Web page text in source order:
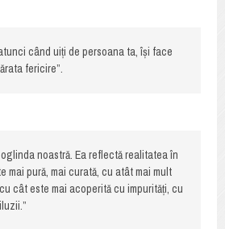
când uiți de persoana ta, își face
fericire”.
noastră. Ea reflectă realitatea în
mai pură, mai curată, cu atât mai mult
cât este mai acoperită cu impurități, cu